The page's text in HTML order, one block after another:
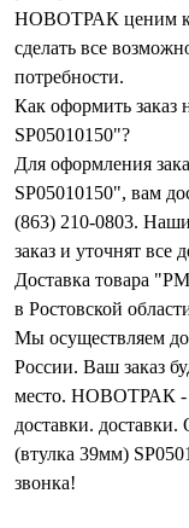
НОВОТРАК ценим
сделать все
потребности.
Как оформить
SP05010150"?
Для оформления
SP05010150", вам
(863) 210-0803.
заказ и уточнят все
Доставка товара
в Ростовской
Мы осуществляем
России. Ваш заказ
место. НОВОТРАК -
доставки.
(втулка 39мм)
звонка!